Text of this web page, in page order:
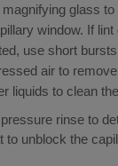
glass
window. If
use short
air to
liquids to clean
rinse to
to unblock the